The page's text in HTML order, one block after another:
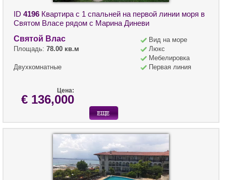
ID 4196 Квартира с 1 спальней на первой линии моря в
Святом Власе рядом с Марина Диневи
Святой Влас
Площадь: 78.00 кв.м
Двухкомнатные
Вид на море
Люкс
Мебелировка
Первая линия
Цена:
€ 136,000